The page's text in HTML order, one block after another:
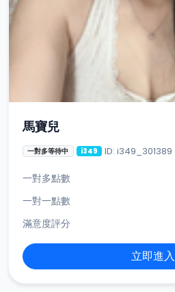
馬寶兒
一對多等待中 i349 ID: i349_301389
一對多點數
一對一點數
滿意度評分
立即進入